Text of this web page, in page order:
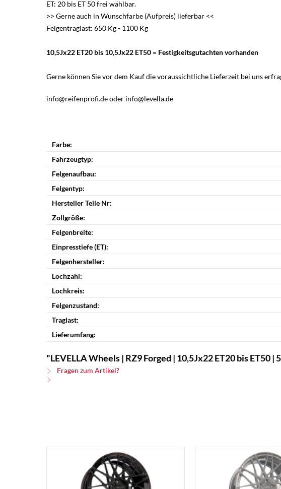
ET: 20 bis ET 50 frei wählbar.
>> Gerne auch in Wunschfarbe (Aufpreis) lieferbar <<
Felgentraglast: 650 Kg - 1100 Kg
10,5Jx22 ET20 bis 10,5Jx22 ET50 = Festigkeitsgutachten vorhanden
Gerne können Sie vor dem Kauf die voraussichtliche Lieferzeit bei uns
info@reifenprofi.de oder info@levella.de
Farbe:
Fahrzeugtyp:
Felgenaufbau:
Felgentyp:
Hersteller Teile Nr:
Zollgröße:
Felgenbreite:
Einpresstiefe (ET):
Felgenhersteller:
Lochzahl:
Lochkreis:
Felgenzustand:
Traglast:
Lieferumfang:
"LEVELLA Wheels | RZ9 Forged | 10,5Jx22 ET20 bis ET50 |
Fragen zum Artikel?